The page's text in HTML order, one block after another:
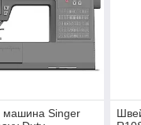
Singer